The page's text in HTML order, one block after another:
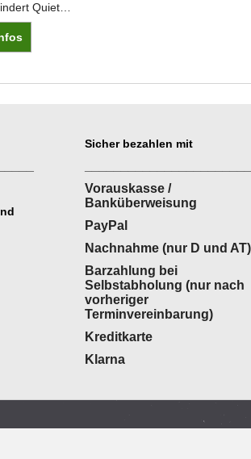
Kupferpaste verhindert Quietschen und verhindert festsitzende Schrauben
Sicher bezahlen mit
Vorauskasse /
Banküberweisung
PayPal
Nachnahme (nur D und AT)
Barzahlung bei
Selbstabholung (nur nach
vorheriger
Terminvereinbarung)
Kreditkarte
Klarna